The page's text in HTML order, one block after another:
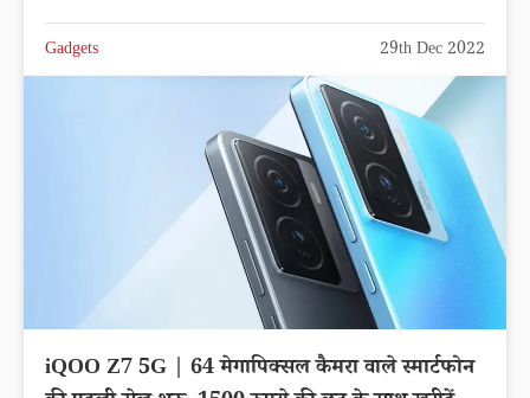
Gadgets 29th Dec 2022
iQOO Z7 5G | 64 मेगापिक्सल कैमरा वाले स्मार्टफोन